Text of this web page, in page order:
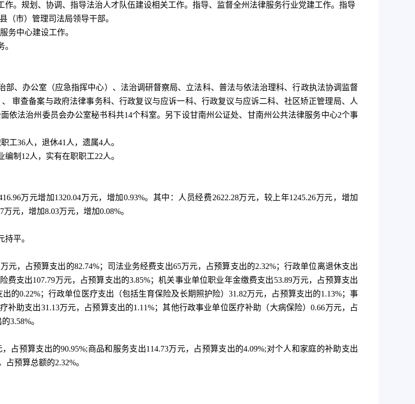
作。规划、协调、指导法治人才队伍建设相关工作。指导、监督全州法律服务行业党建工作。指导
（市）管理司法局领导干部。
务中心建设工作。
、办公室（应急指挥中心）、法治调研督察局、立法科、普法与依法治理科、行政执法协调监督
审查备案与政府法律事务科、行政复议与应诉一科、行政复议与应诉二科、社区矫正管理局、人
依法治州委员会办公室秘书科共14个科室。另下设甘南州公证处、甘南州公共法律服务中心2个事
工36人，退休41 人，遗属4人。
编制 12人，实有在职职工22人。
万元增加1320.04万元，增加0.93%。其中：人员经费2622.28万元，较上年1245.26万元，增加
万元，增加8.03万元，增加0.08%。
持平。
万元，占预算支出的82.74%；司法业务经费支出65万元，占预算支出的2.32%；行政单位离退休支出
费支出107.79万元，占预算支出的3.85%；机关事业单位职业年金缴费支出53.89万元，占预算支出
出的0.22%；行政单位医疗支出（包括生育保险及长期照护险）31.82万元，占预算支出的1.13%；事
补助支出31.13万元，占预算支出的1.11%；其他行政事业单位医疗补助（大病保险）0.66万元，占
的3.58%。
，占预算支出的90.95%;商品和服务支出114.73万元，占预算支出的4.09%;对个人和家庭的补助支出
占预算总额的2.32%。